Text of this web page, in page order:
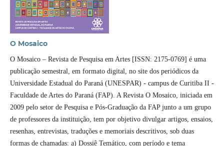
O Mosaico
O Mosaico – Revista de Pesquisa em Artes [ISSN: 2175-0769] é uma
publicação semestral, em formato digital, no site dos periódicos da
Universidade Estadual do Paraná (UNESPAR) - campus de Curitiba II -
Faculdade de Artes do Paraná (FAP). A Revista O Mosaico, iniciada em
2009 pelo setor de Pesquisa e Pós-Graduação da FAP junto a um grupo
de professores da instituição, tem por objetivo divulgar artigos, ensaios,
resenhas, entrevistas, traduções e memoriais descritivos, sob duas
formas de chamadas: a) Dossiê Temático, com perí­odo e tema